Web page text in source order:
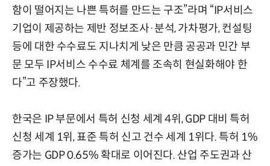
함이 떨어지는 나쁜 특허를 만드는 구조”라며 “IP서비스
기업이 제공하는 제반 정보조사·분석, 가차평가, 컨설팅
등에 대한 수수료도 지나치게 낮은 만큼 공공과 민간 부
문 모두 IP서비스 수수료 체계를 조속히 현실화해야 한
다”고 주장했다.
한국은 IP 부문에서 특허 신청 세계 4위, GDP 대비 특허
신청 세계 1위, 표준 특허 신고 건수 세계 1위다. 특허 1%
증가는 GDP 0.65% 확대로 이어진다. 산업 주도권과 산